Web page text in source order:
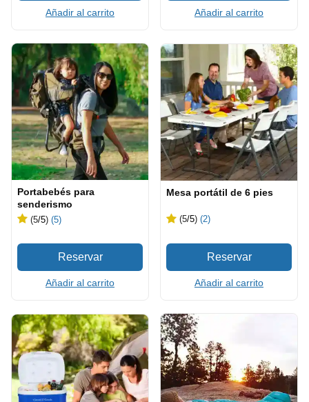
Añadir al carrito Añadir al carrito
Portabebés para
senderismo
(5/5) (5)
Añadir al carrito
Mesa portátil de 6 pies
(5/5) (2)
Añadir al carrito